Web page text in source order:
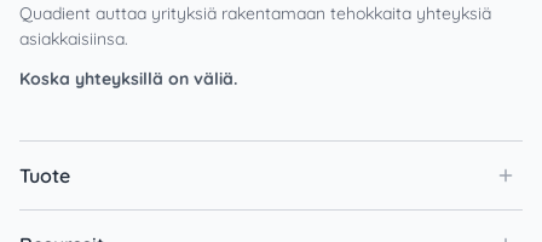
Quadient auttaa yrityksiä rakentamaan tehokkaita yhteyksiä
asiakkaisiinsa.
Koska yhteyksillä on väliä.
Tuote